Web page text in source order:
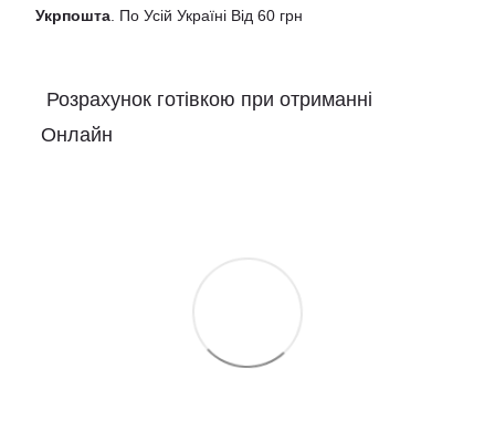
Укрпошта . По Усій Україні Від 60 грн
Розрахунок готівкою при отриманні
Онлайн